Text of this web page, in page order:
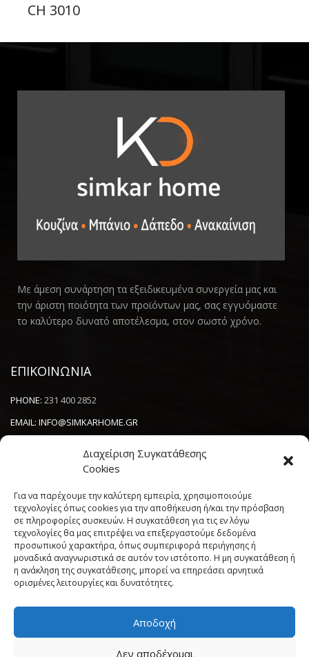
Διαχείριση Συγκατάθεσης
Cookies
Για να παρέχουμε την καλύτερη εμπειρία, χρησιμοποιούμε
τεχνολογίες όπως cookies για την αποθήκευση ή/και την πρόσβαση
σε πληροφορίες συσκευών. Η συγκατάθεση για τις εν λόγω
τεχνολογίες θα μας επιτρέψει να επεξεργαστούμε δεδομένα
προσωπικού χαρακτήρα, όπως συμπεριφορά περιήγησης ή
μοναδικά αναγνωριστικά σε αυτόν τον ιστότοπο. Η μη συγκατάθεση ή
η ανάκληση της συγκατάθεσης, μπορεί να επηρεάσει αρνητικά
ορισμένες λειτουργίες και δυνατότητες.
Αποδοχή
Δεν αποδέχομαι
CH 3010
Με άμεση συνάρτηση τα εξειδικευμένα συνεργεία μας και
την άριστη ποιότητα των προϊόντων μας, σας εγγυόμαστε
το καλύτερο δυνατό αποτέλεσμα, στον σωστό χρόνο.
ΕΠΙΚΟΙΝΩΝΙΑ
PHONE: 231 400 2852
EMAIL: INFO@SIMKARHOME.GR
NEWSLETTER
----------------------
Πολιτική Cookies (ΕΕ)
Όροι και Προϋποθέσεις